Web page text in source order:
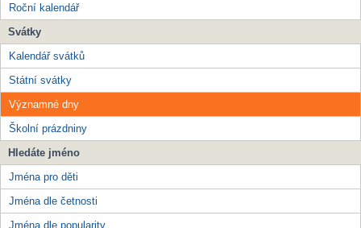
Roční kalendář
Svátky
Kalendář svátků
Státní svátky
Významné dny
Školní prázdniny
Hledáte jméno
Jména pro děti
Jména dle četnosti
Jména dle popularity